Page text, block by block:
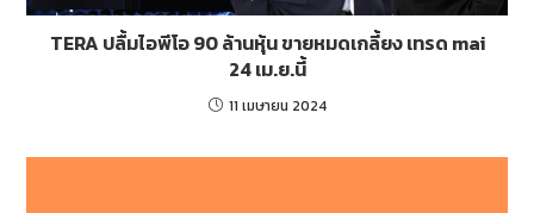
TERA ปลื้มไอพีโอ 90 ล้านหุ้น ขายหมดเกลี้ยง เทรด mai
24 เม.ย.นี้
11 เมษายน 2024